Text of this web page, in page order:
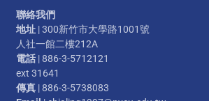
聯絡我們
地址 | 300新竹市大學路1001號
人社一館二樓212A
電話| 886-3-5712121
ext 31641
傳真| 886-3-5738083